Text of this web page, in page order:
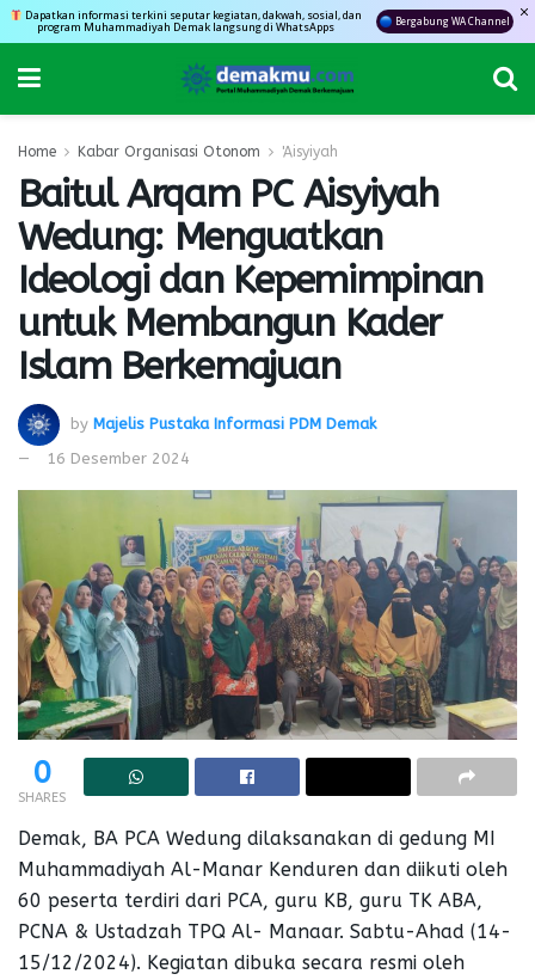
Dapatkan informasi terkini seputar kegiatan, dakwah, sosial, dan
program Muhammadiyah Demak langsung di WhatsApps Bergabung WA Channel
Home Kabar Organisasi Otonom 'Aisyiyah
Baitul Arqam PC Aisyiyah
Wedung: Menguatkan
Ideologi dan Kepemimpinan
untuk Membangun Kader
Islam Berkemajuan
by Majelis Pustaka Informasi PDM Demak
16 Desember 2024
0
SHARES
Demak, BA PCA Wedung dilaksanakan di gedung MI
Muhammadiyah Al-Manar Kenduren dan diikuti oleh
60 peserta terdiri dari PCA, guru KB, guru TK ABA,
PCNA & Ustadzah TPQ Al- Manaar. Sabtu-Ahad (14-
15/12/2024). Kegiatan dibuka secara resmi oleh